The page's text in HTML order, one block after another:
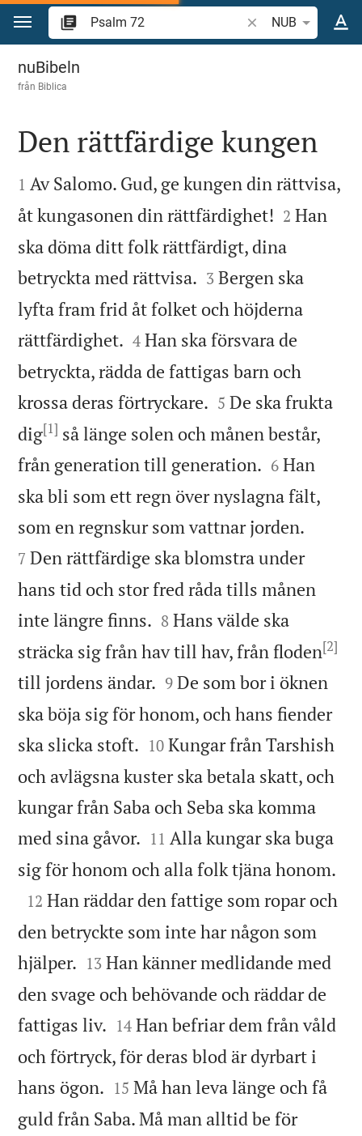
Hoppa till innehåll
Sök bibelvers eller
NUB
Psalm 72
nuBibeln
från Biblica

Den rättfärdige kungen

1 Av Salomo. Gud, ge kungen din rättvisa,
åt kungasonen din rättfärdighet! 

2 Han
ska döma ditt folk rättfärdigt, dina
betryckta med rättvisa. 

3 Bergen ska
lyfta fram frid åt folket och höjderna
rättfärdighet. 

4 Han ska försvara de
betryckta, rädda de fattigas barn och
krossa deras förtryckare. 

5 De ska frukta
dig[1] så länge solen och månen består,
från generation till generation. 

6 Han
ska bli som ett regn över nyslagna fält,
som en regnskur som vattnar jorden.
7 Den rättfärdige ska blomstra under
hans tid och stor fred råda tills månen
inte längre finns. 

8 Hans välde ska
sträcka sig från hav till hav, från floden[2]
till jordens ändar. 

9 De som bor i öknen
ska böja sig för honom, och hans fiender
ska slicka stoft. 

10 Kungar från Tarshish
och avlägsna kuster ska betala skatt, och
kungar från Saba och Seba ska komma
med sina gåvor. 

11 Alla kungar ska buga
sig för honom och alla folk tjäna honom.

12 Han räddar den fattige som ropar och
den betryckte som inte har någon som
hjälper. 

13 Han känner medlidande med
den svage och behövande och räddar de
fattigas liv. 

14 Han befriar dem från våld
och förtryck, för deras blod är dyrbart i
hans ögon. 

15 Må han leva länge och få
guld från Saba. Må man alltid be för